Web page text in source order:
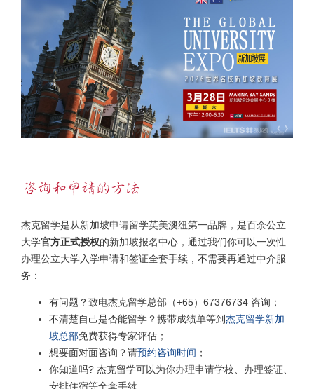
杰克留学是从新加坡申请留学英美澳纽第一品牌，是百余公立
大学官方正式授权的新加坡报名中心，通过我们你可以一次性
办理公立大学入学申请和签证全套手续，不需要再通过中介服
务：
有问题？致电杰克留学总部（+65）67376734 咨询；
不清楚自己是否能留学？携带成绩单等到杰克留学新加
坡总部免费获得专家评估；
想要面对面咨询？请预约咨询时间 ；
你知道吗? 杰克留学可以为你办理申请学校、办理签证、
安排住宿等全套手续